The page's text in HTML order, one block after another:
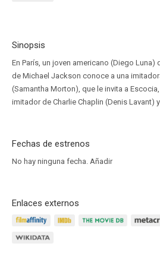
Sinopsis
En París, un joven americano (Diego
de Michael Jackson conoce a una
(Samantha Morton), que le invita a
imitador de Charlie Chaplin (Denis Lavant)
Fechas de estrenos
No hay ninguna fecha. Añadir
Enlaces externos